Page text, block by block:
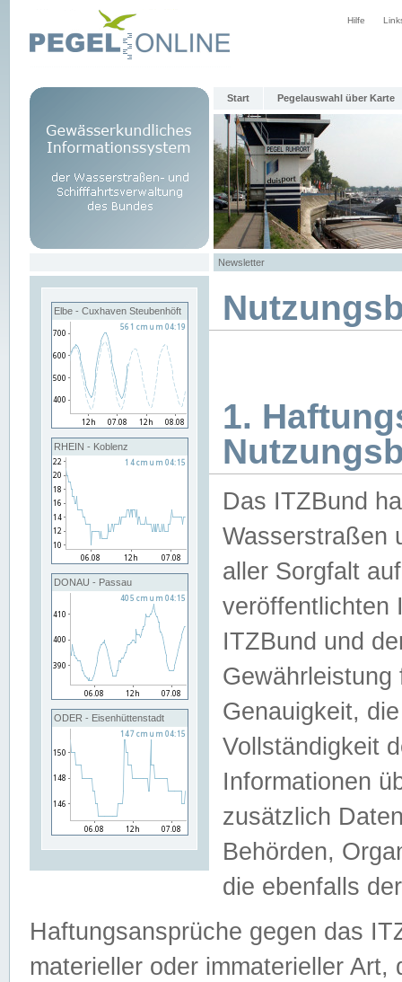
Hilfe
Start Pegelauswahl über Karte
Newsletter
Elbe - Cuxhaven Steubenhöft
RHEIN - Koblenz
DONAU - Passau
ODER - Eisenhüttenstadt
1.
Das ITZBund
Wasserstraßen
aller Sorgfalt
veröffentlichten
ITZBund und
Genauigkeit,
Vollständigkeit
Informationen
zusätzlich
Behörden,
die ebenfalls
Haftungsansprüche gegen das
materieller oder immaterieller